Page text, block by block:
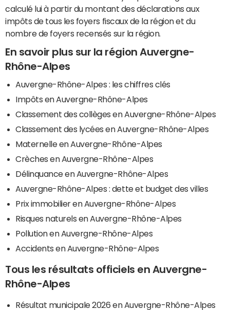
calculé lui à partir du montant des déclarations aux
impôts de tous les foyers fiscaux de la région et du
nombre de foyers recensés sur la région.
En savoir plus sur la région Auvergne-
Rhône-Alpes
Auvergne-Rhône-Alpes : les chiffres clés
Impôts en Auvergne-Rhône-Alpes
Classement des collèges en Auvergne-Rhône-Alpes
Classement des lycées en Auvergne-Rhône-Alpes
Maternelle en Auvergne-Rhône-Alpes
Crèches en Auvergne-Rhône-Alpes
Délinquance en Auvergne-Rhône-Alpes
Auvergne-Rhône-Alpes : dette et budget des villes
Prix immobilier en Auvergne-Rhône-Alpes
Risques naturels en Auvergne-Rhône-Alpes
Pollution en Auvergne-Rhône-Alpes
Accidents en Auvergne-Rhône-Alpes
Tous les résultats officiels en Auvergne-
Rhône-Alpes
Résultat municipale 2026 en Auvergne-Rhône-Alpes